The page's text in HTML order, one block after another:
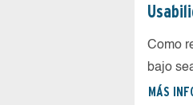
Como
bajo
MÁS